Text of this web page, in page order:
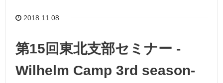
2018.11.08
第15回東北支部セミナー -
Wilhelm Camp 3rd season-